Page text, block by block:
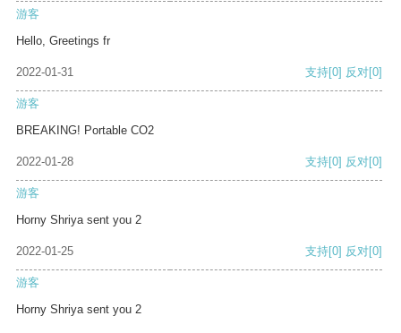
游客
Hello, Greetings fr
2022-01-31 支持[0] 反对[0]
游客
BREAKING! Portable CO2
2022-01-28 支持[0] 反对[0]
游客
Horny Shriya sent you 2
2022-01-25 支持[0] 反对[0]
游客
Horny Shriya sent you 2